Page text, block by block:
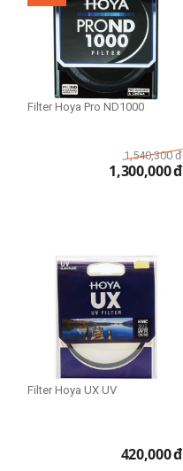
Filter Hoya Pro ND1000
1,540,300 đ
1,300,000đ
Filter Hoya UX UV
420,000đ